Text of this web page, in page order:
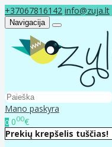
+37067816142 info@zuja.lt
Navigacija
Mano paskyra
0 000€
Prekių krepšelis tuščias!